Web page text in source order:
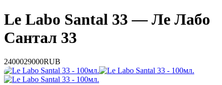
Le Labo Santal 33 — Ле Лабо
Сантал 33
2400029000RUB